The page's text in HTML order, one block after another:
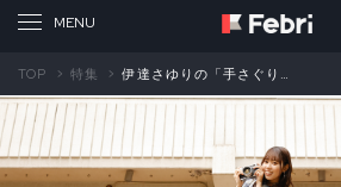
TOP 特集 伊達さゆりの「手さぐりの旅」 第2回 学校生活を思い出して自己投影してしまうSHISHAMOさんの「中庭の少女たち」（前編）